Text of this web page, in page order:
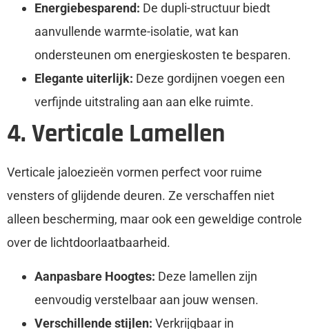
Energiebesparend: De dupli-structuur biedt
aanvullende warmte-isolatie, wat kan
ondersteunen om energieskosten te besparen.
Elegante uiterlijk: Deze gordijnen voegen een
verfijnde uitstraling aan aan elke ruimte.
4. Verticale Lamellen
Verticale jaloezieën vormen perfect voor ruime
vensters of glijdende deuren. Ze verschaffen niet
alleen bescherming, maar ook een geweldige controle
over de lichtdoorlaatbaarheid.
Aanpasbare Hoogtes: Deze lamellen zijn
eenvoudig verstelbaar aan jouw wensen.
Verschillende stijlen: Verkrijgbaar in